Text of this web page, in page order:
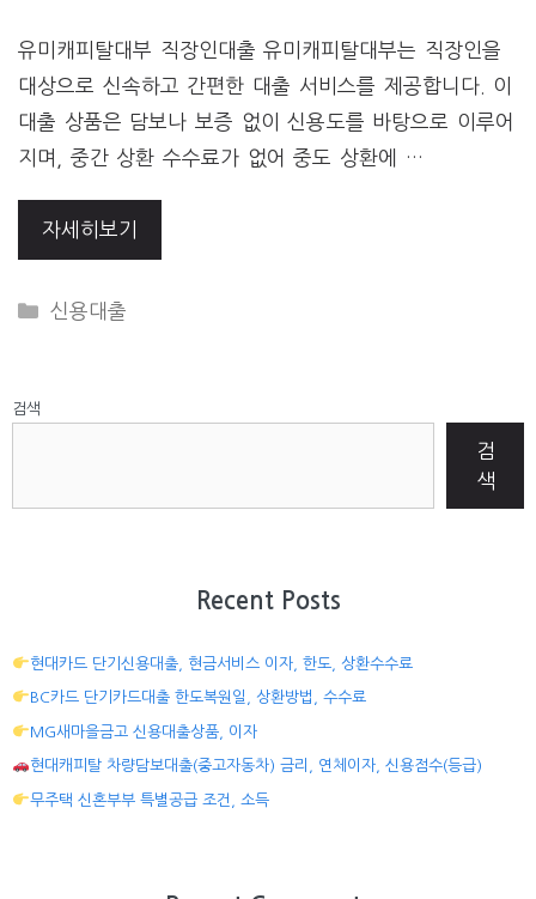
유미캐피탈대부 직장인대출 유미캐피탈대부는 직장인을
대상으로 신속하고 간편한 대출 서비스를 제공합니다. 이
대출 상품은 담보나 보증 없이 신용도를 바탕으로 이루어
지며, 중간 상환 수수료가 없어 중도 상환에 …
자세히보기
CATEGORIES
신용대출
검색
검
색
Recent Posts
현대카드 단기신용대출, 현금서비스 이자, 한도, 상환수수료
BC카드 단기카드대출 한도복원일, 상환방법, 수수료
MG새마을금고 신용대출상품, 이자
현대캐피탈 차량담보대출(중고자동차) 금리, 연체이자, 신용점수(등급)
무주택 신혼부부 특별공급 조건, 소득